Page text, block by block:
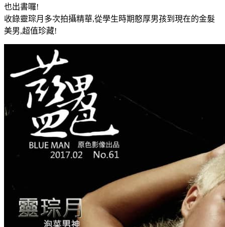
也出書囉!
收錄靈琮月多次拍攝精華,從學生時期憨厚男孩到現在的金髮
美男,超值珍藏!